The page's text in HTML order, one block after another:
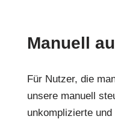
Manuell
Für Nutzer, die
unsere manuell
unkomplizierte